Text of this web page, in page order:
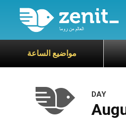
مواضيع الساعة
DAY